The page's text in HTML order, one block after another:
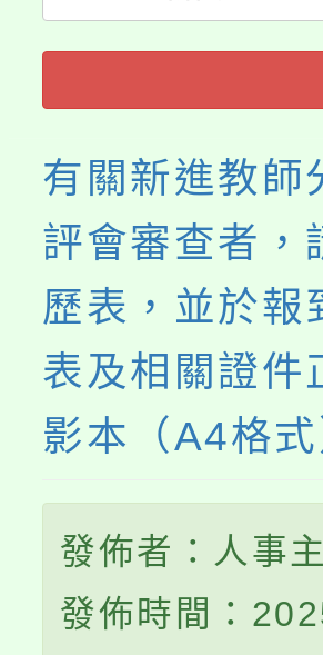
程
有關新進教師
評會審查者，
歷表，並於報
表及相關證件
影本（A4格
發佈者：人事
發佈時間：